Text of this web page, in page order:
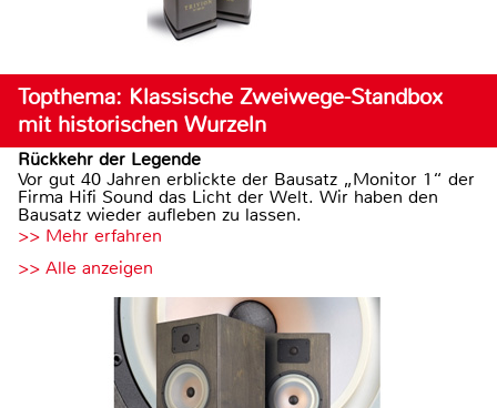
Topthema: Klassische Zweiwege-Standbox
mit historischen Wurzeln
Rückkehr der Legende
Vor gut 40 Jahren erblickte der Bausatz „Monitor 1“ der
Firma Hifi Sound das Licht der Welt. Wir haben den
Bausatz wieder aufleben zu lassen.
>> Mehr erfahren
>> Alle anzeigen